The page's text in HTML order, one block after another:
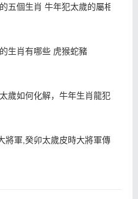
五個生肖 牛年犯太歲的屬相
生肖有哪些 虎猴蛇豬
歲如何化解，牛年生肖龍犯太歲佩
將軍,癸卯太歲皮時大將軍傳說